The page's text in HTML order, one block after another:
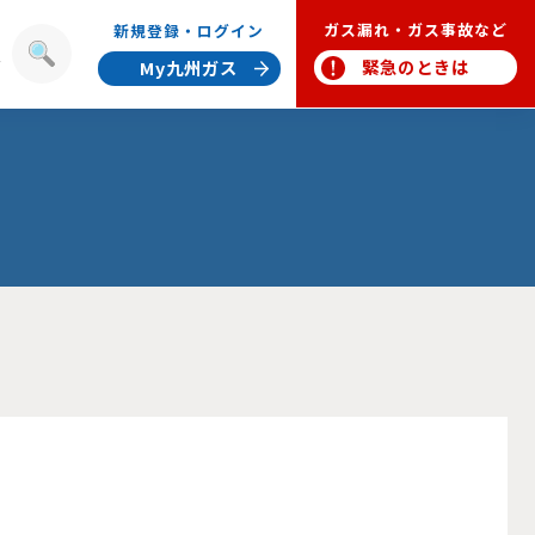
新規登録・ログイン
My九州ガス
ガス漏れ・ガス事故など
緊急のときは